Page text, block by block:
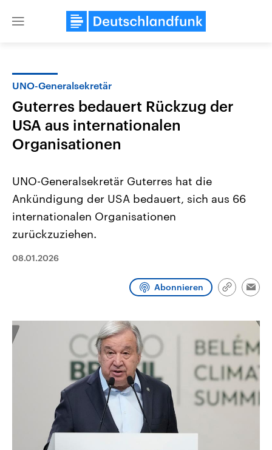
Close
Landtagswahl Sachsen-Anhalt
2026
Alle Informationen
Sachsen-Anhalt wählt am 6.
Landtag. Seit 2021 wird das
Wahlprogramme, aktuelle Berichte
und Kandidaten der anstehenden
Wahl.
Aktuelle Beiträge,
aktuelle Weltgeschehen.
Audio-Archiv
UNO-Generalsekretär
Guterres bedauert Rückzug der
USA aus internationalen
Organisationen
UNO-Generalsekretär Guterres hat die
Ankündigung der USA bedauert, sich aus 66
internationalen Organisationen
zurückzuziehen.
08.01.2026
Abonnieren
Link